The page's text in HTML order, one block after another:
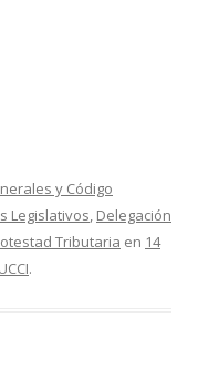
y Código
Legislativos, Delegación
Tributaria en 14
.